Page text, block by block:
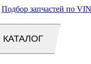
Подбор запчастей по
КАТАЛОГ